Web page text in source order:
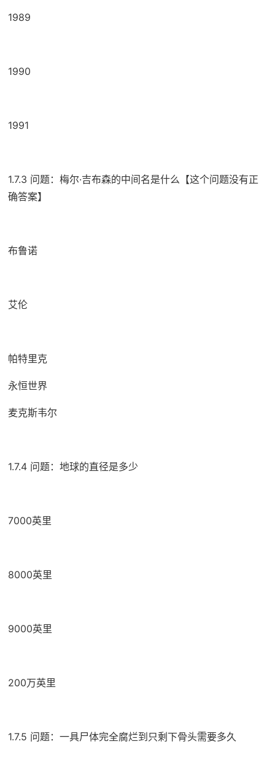
1989
1990
1991
1.7.3 问题：梅尔·吉布森的中间名是什么【这个问题没有正
确答案】
布鲁诺
艾伦
帕特里克
永恒世界
麦克斯韦尔
1.7.4 问题：地球的直径是多少
7000英里
8000英里
9000英里
200万英里
1.7.5 问题：一具尸体完全腐烂到只剩下骨头需要多久